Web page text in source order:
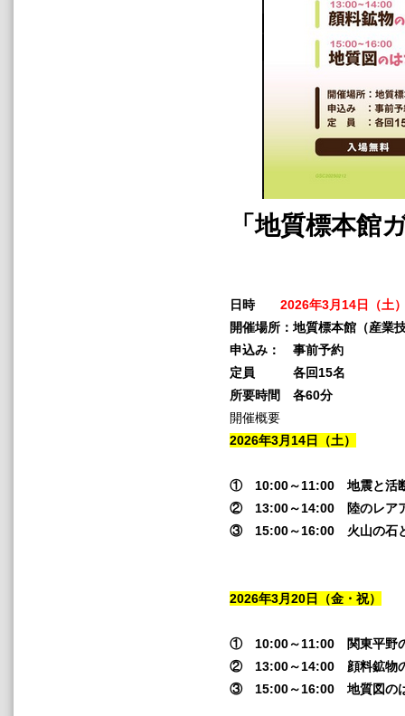
「地質標本館
日時 2026年3月14日（土
開催場所：地質標本館（産業
申込み： 事前予約
定員 各回15名
所要時間 各60分
開催概要
2026年3月14日（土）
① 10:00～11:00 地震と活
② 13:00～14:00 陸のレアア
③ 15:00～16:00 火山の石と
2026年3月20日（金・祝）
① 10:00～11:00 関東平野の
② 13:00～14:00 顔料鉱物
③ 15:00～16:00 地質図